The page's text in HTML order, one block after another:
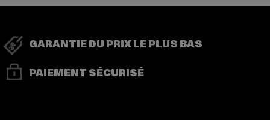
GARANTIE DU PRIX LE PLUS BAS
PAIEMENT SÉCURISÉ